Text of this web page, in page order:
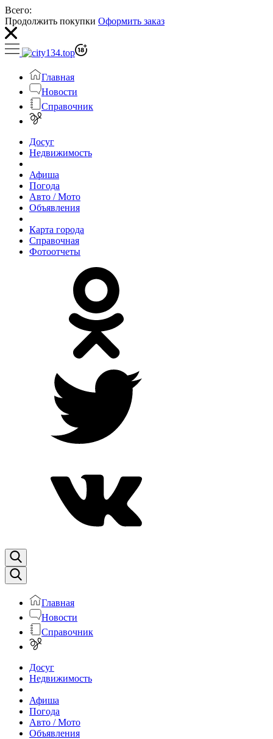
Всего:
Продолжить покупки Оформить заказ
Главная
Новости
Справочник
Досуг
Недвижимость
Афиша
Погода
Авто / Мото
Объявления
Карта города
Справочная
Фотоотчеты
Главная
Новости
Справочник
Досуг
Недвижимость
Афиша
Погода
Авто / Мото
Объявления